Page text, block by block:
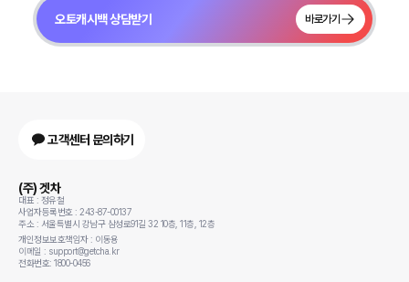
오토캐시백 상담받기 바로가기
고객센터 문의하기
(주) 겟차
대표 : 정유철
사업자등록번호 : 243-87-00137
주소 : 서울특별시 강남구 삼성로91길 32 10층, 11층, 12층
개인정보보호책임자 : 이동용
이메일 : support@getcha.kr
전화번호: 1800-0456